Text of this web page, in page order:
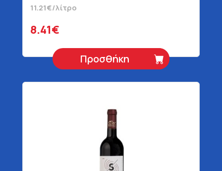
11.21€/λίτρο
8.41€
Προσθήκη